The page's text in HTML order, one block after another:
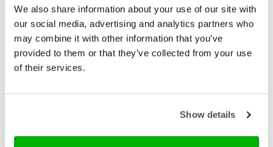
We also share information about your use of our site with
our social media, advertising and analytics partners who
may combine it with other information that you’ve
provided to them or that they’ve collected from your use
of their services.
Show details